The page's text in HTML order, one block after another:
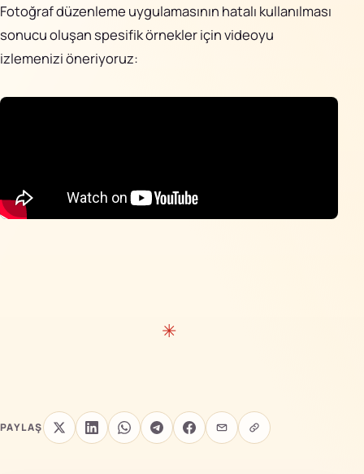
Fotoğraf düzenleme uygulamasının hatalı kullanılması
sonucu oluşan spesifik örnekler için videoyu
izlemenizi öneriyoruz:
PAYLAŞ